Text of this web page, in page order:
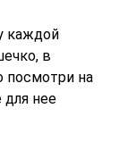
каждой
в
посмотри на
нее